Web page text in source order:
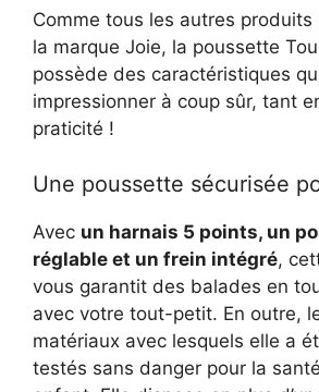
Comme tous les autres
la marque Joie, la poussette
possède des caractéristiques
impressionner à coup sûr, tant
praticité !
Une poussette sécurisée
Avec un harnais 5 points, un
réglable et un frein intégré,
vous garantit des balades en
avec votre tout-petit. En outre,
matériaux avec lesquels elle a
testés sans danger pour la